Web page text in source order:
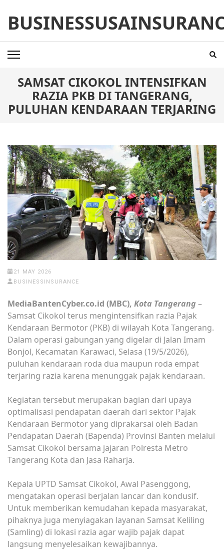
content
(Press
Enter)
SAMSAT CIKOKOL INTENSIFKAN
RAZIA PKB DI TANGERANG,
PULUHAN KENDARAAN TERJARING
21 MAY 2026
BUSINESSINSURANCE
MediaBantenCyber.co.id (MBC), Kota Tangerang –
Samsat Cikokol terus mengintensifkan razia Pajak
Kendaraan Bermotor (PKB) di wilayah Kota Tangerang.
Dalam operasi gabungan yang digelar di Jalan Imam
Bonjol, Kecamatan Karawaci, Selasa (19/5/2026),
puluhan kendaraan roda dua maupun roda empat
terjaring razia karena menunggak pajak kendaraan.
Kegiatan tersebut merupakan bagian dari upaya
optimalisasi pendapatan daerah dari sektor Pajak
Kendaraan Bermotor yang diprakarsai oleh Badan
Pendapatan Daerah (Bapenda) Provinsi Banten melalui
Samsat Cikokol bersama jajaran Polresta Metro
Tangerang Kota dan Jasa Raharja.
Kepala UPTD Samsat Cikokol, Awal Pasenggong,
mengatakan operasi berjalan lancar dan kondusif.
Untuk memberikan kemudahan kepada masyarakat,
pihaknya juga menyiagakan layanan Samsat Keliling
(Samling) di lokasi razia agar wajib pajak dapat
langsung menyelesaikan kewajibannya.